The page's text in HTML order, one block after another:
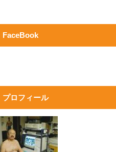
FaceBook
プロフィール